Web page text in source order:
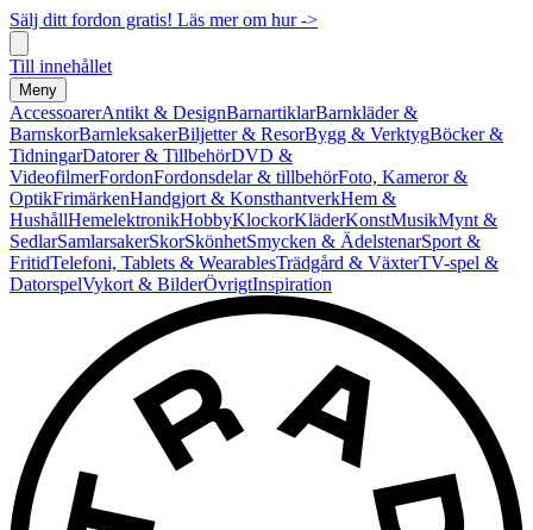
Sälj ditt fordon gratis! Läs mer om hur ->
Till innehållet
Meny
AccessoarerAntikt & DesignBarnartiklarBarnkläder &
BarnskorBarnleksakerBiljetter & ResorBygg & VerktygBöcker &
TidningarDatorer & TillbehörDVD &
VideofilmerFordonFordonsdelar & tillbehörFoto, Kameror &
OptikFrimärkenHandgjort & KonsthantverkHem &
HushållHemelektronikHobbyKlockorKläderKonstMusikMynt &
SedlarSamlarsakerSkorSkönhetSmycken & ÄdelstenarSport &
FritidTelefoni, Tablets & WearablesTrädgård & VäxterTV-spel &
DatorspelVykort & BilderÖvrigtInspiration